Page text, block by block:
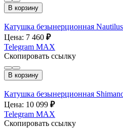
В корзину
Катушка безынерционная
Цена: 7 460 ₽
Telegram MAX
Скопировать ссылку
В корзину
Катушка безынерционная
Цена: 10 099 ₽
Telegram MAX
Скопировать ссылку